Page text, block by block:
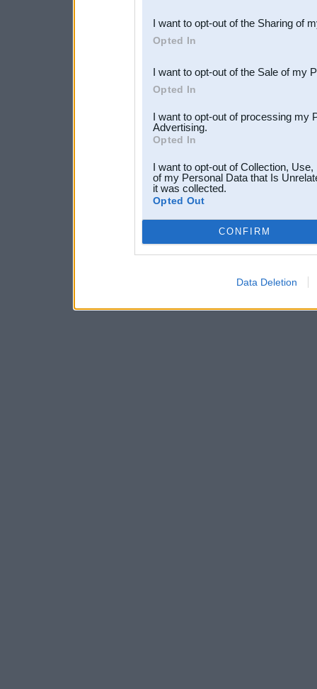
Downstream Participants
third parties.
I want to opt-out of the Sharing of
Opted In
I want to opt-out of the Sale of my
Opted In
I want to opt-out of processing my
Advertising.
Opted In
I want to opt-out of Collection,
of my Personal Data that Is
it was collected.
Opted Out
CONFIRM
Data Deletion